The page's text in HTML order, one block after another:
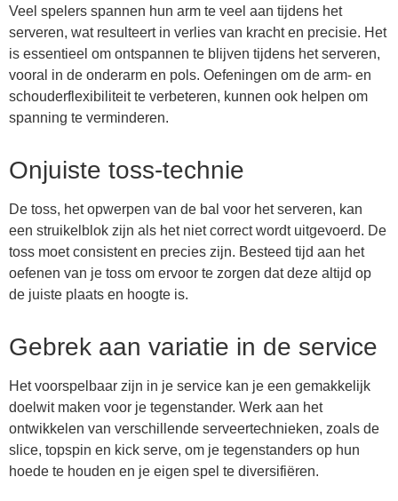
Veel spelers spannen hun arm te veel aan tijdens het
serveren, wat resulteert in verlies van kracht en precisie. Het
is essentieel om ontspannen te blijven tijdens het serveren,
vooral in de onderarm en pols. Oefeningen om de arm- en
schouderflexibiliteit te verbeteren, kunnen ook helpen om
spanning te verminderen.
Onjuiste toss-technie
De toss, het opwerpen van de bal voor het serveren, kan
een struikelblok zijn als het niet correct wordt uitgevoerd. De
toss moet consistent en precies zijn. Besteed tijd aan het
oefenen van je toss om ervoor te zorgen dat deze altijd op
de juiste plaats en hoogte is.
Gebrek aan variatie in de service
Het voorspelbaar zijn in je service kan je een gemakkelijk
doelwit maken voor je tegenstander. Werk aan het
ontwikkelen van verschillende serveertechnieken, zoals de
slice, topspin en kick serve, om je tegenstanders op hun
hoede te houden en je eigen spel te diversifiëren.